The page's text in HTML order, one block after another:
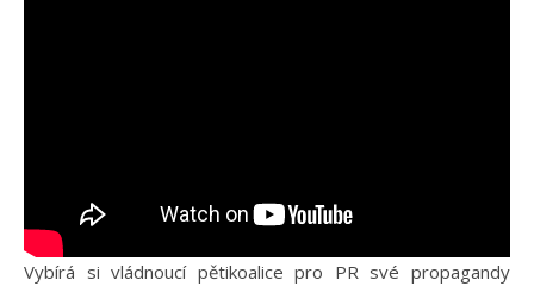
Vybírá si vládnoucí pětikoalice pro PR své propagandy